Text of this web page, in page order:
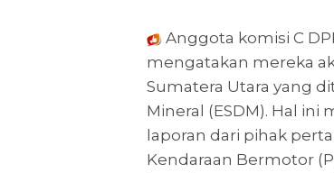
Anggota komisi C
mengatakan mereka
Sumatera Utara yang
Mineral (ESDM). Hal
laporan dari pihak
Kendaraan Bermotor